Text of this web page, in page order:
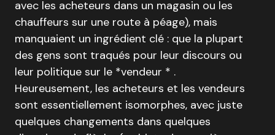
avec les acheteurs dans un magasin ou les
chauffeurs sur une route à péage), mais
manquaient un ingrédient clé : que la plupart
des gens sont traqués pour leur discours ou
leur politique sur le *vendeur * .
Heureusement, les acheteurs et les vendeurs
sont essentiellement isomorphes, avec juste
quelques changements dans quelques